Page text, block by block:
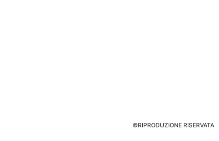
©RIPRODUZIONE RISERVATA